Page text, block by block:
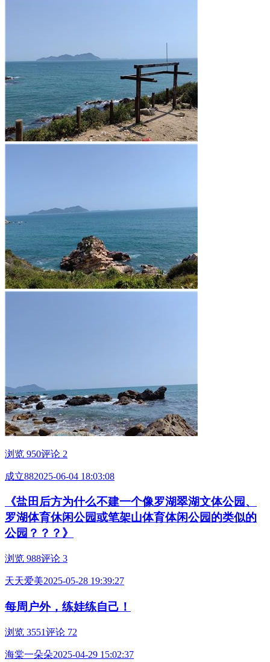
浏览 950评论 2
成立882025-06-04 18:03:08
《盐田后方为什么不建一个像罗湖翠湖文体公园、
罗湖体育休闲公园或笔架山体育体闲公园的类似的
公园？？？》
浏览 988评论 3
天天爱美2025-05-28 19:39:27
每周户外，练娃练自己！
浏览 3551评论 72
海棠一朵朵2025-04-29 15:02:37